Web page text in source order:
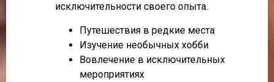
исключительности своего опыта.
Путешествия в редкие места
Изучение необычных хобби
Вовлечение в исключительных
мероприятиях